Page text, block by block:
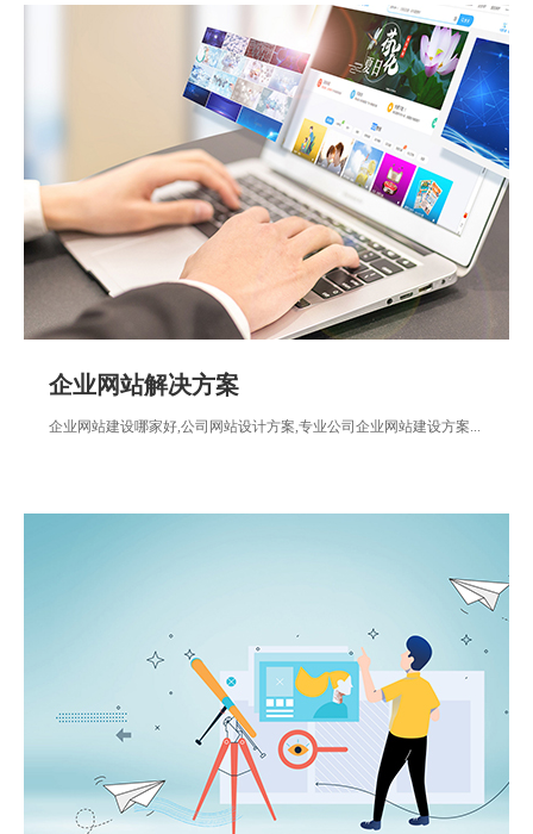
企业网站解决方案
企业网站建设哪家好,公司网站设计方案,专业公司企业网站建设方案...